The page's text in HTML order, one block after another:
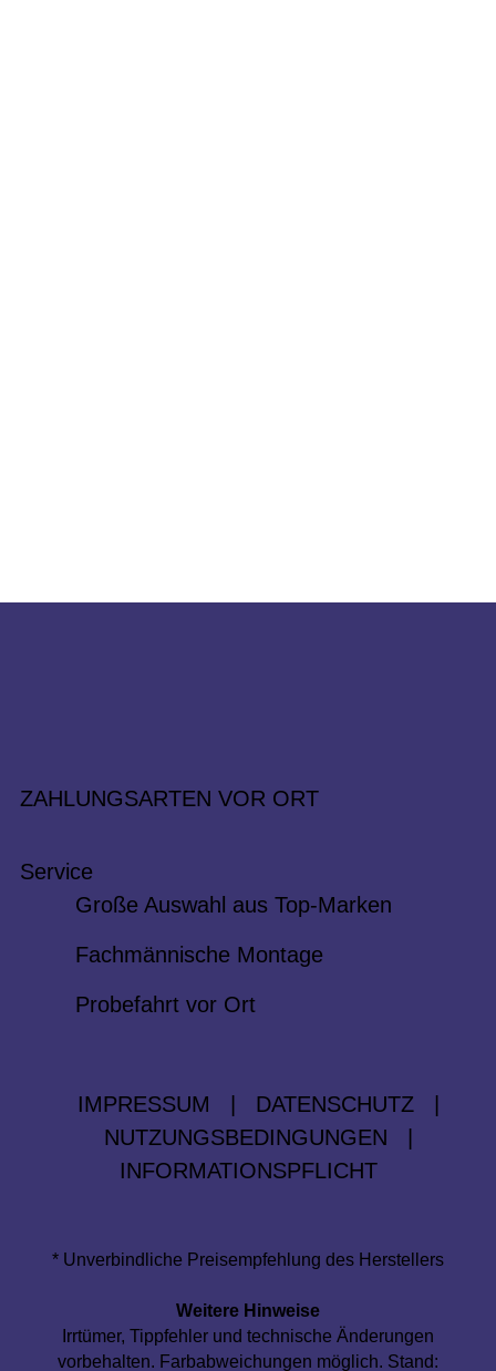
ZAHLUNGSARTEN VOR ORT
Service
Große Auswahl aus Top-Marken
Fachmännische Montage
Probefahrt vor Ort
IMPRESSUM DATENSCHUTZ
NUTZUNGSBEDINGUNGEN
INFORMATIONSPFLICHT
* Unverbindliche Preisempfehlung des Herstellers
Weitere Hinweise
Irrtümer, Tippfehler und technische Änderungen
vorbehalten. Farbabweichungen möglich. Stand: